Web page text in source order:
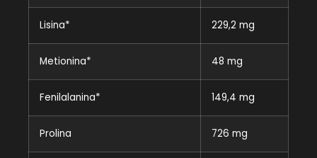
Lisina* 229,2 mg
Metionina* 48 mg
Fenilalanina* 149,4 mg
Prolina 726 mg